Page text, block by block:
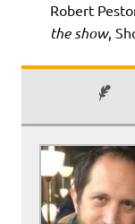
Robert
the show,